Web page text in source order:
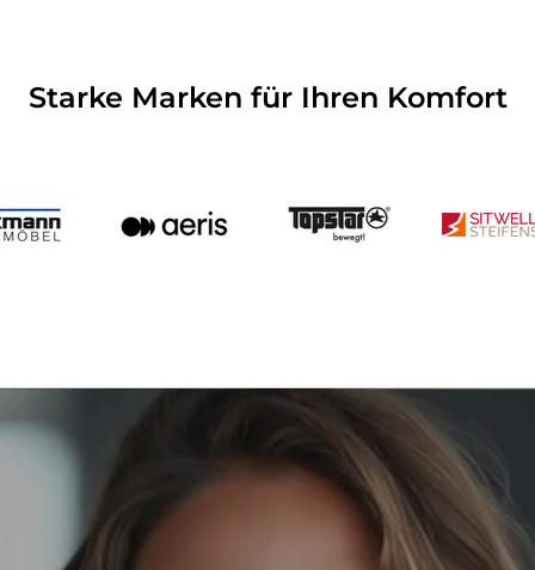
Starke Marken für Ihren Komfort